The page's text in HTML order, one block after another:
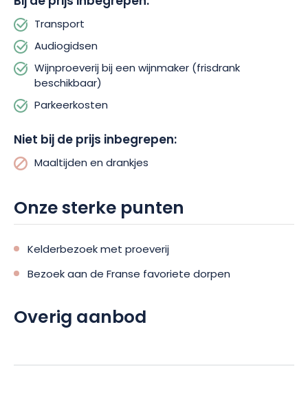
te dwalen. Vergeet uw camera niet!
Kortom, met de Parels van de Wijngaard-tour ontdekt u in één
dag het beste van de Elzas, met een wijngaardtour, stops in
de mooiste dorpjes van de regio en genoeg vrije tijd om ze op
uw gemak te verkennen. Een prachtige ervaring die u niet
mag missen tijdens uw verblijf! Wacht dus niet langer en
Transport
Audiogidsen
Wijnproeverij bij een wijnmaker (frisdrank
beschikbaar)
Parkeerkosten
Niet bij de prijs inbegrepen:
Maaltijden en drankjes
Onze sterke punten
Kelderbezoek met proeverij
Bezoek aan de Franse favoriete dorpen
Overig aanbod